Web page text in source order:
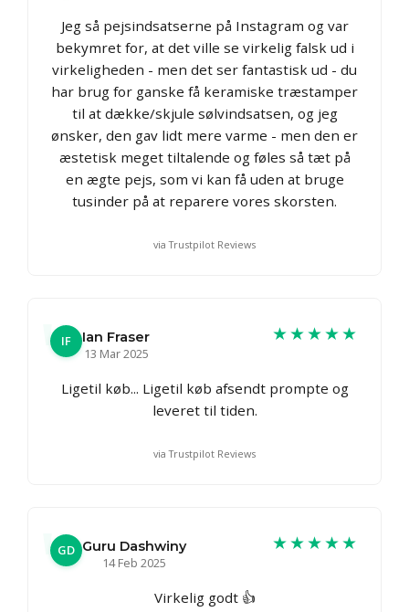
Jeg så pejsindsatserne på Instagram og var
bekymret for, at det ville se virkelig falsk ud i
virkeligheden - men det ser fantastisk ud - du
har brug for ganske få keramiske træstamper
til at dække/skjule sølvindsatsen, og jeg
ønsker, den gav lidt mere varme - men den er
æstetisk meget tiltalende og føles så tæt på
en ægte pejs, som vi kan få uden at bruge
tusinder på at reparere vores skorsten.
via Trustpilot Reviews
IF
Ian Fraser
13 Mar 2025
★★★★★
Ligetil køb... Ligetil køb afsendt prompte og
leveret til tiden.
via Trustpilot Reviews
GD Guru Dashwiny
14 Feb 2025
★★★★★
Virkelig godt 👍